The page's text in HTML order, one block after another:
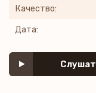
Качество:
Дата: